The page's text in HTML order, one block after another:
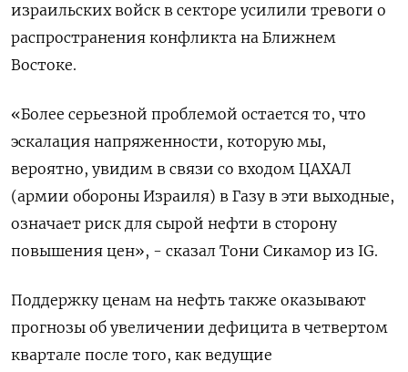
израильских войск в секторе усилили тревоги о
распространения конфликта на Ближнем
Востоке.
«Более серьезной проблемой остается то, что
эскалация напряженности, которую мы,
вероятно, увидим в связи со входом ЦАХАЛ
(армии обороны Израиля) в Газу в эти выходные,
означает риск для сырой нефти в сторону
повышения цен», - сказал Тони Сикамор из IG.
Поддержку ценам на нефть также оказывают
прогнозы об увеличении дефицита в четвертом
квартале после того, как ведущие